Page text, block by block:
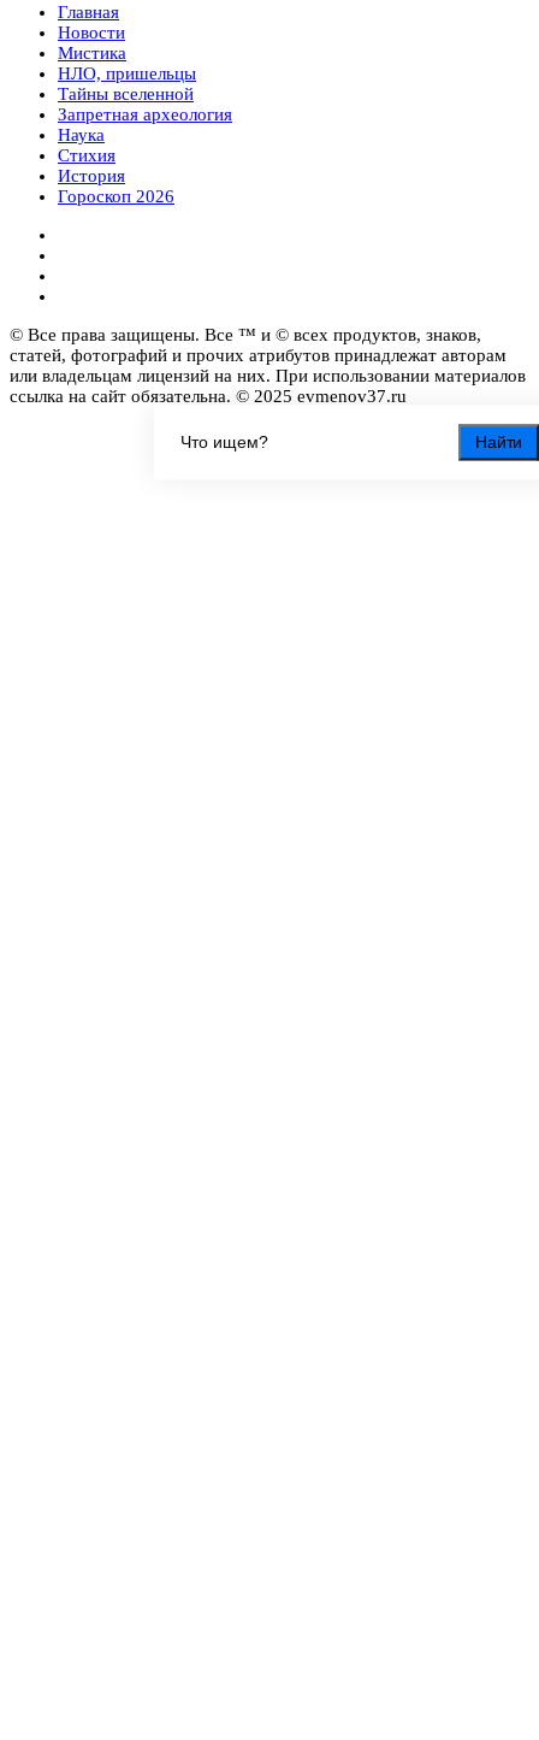
Найти
Главная
Новости
Мистика
НЛО, пришельцы
Тайны вселенной
Запретная археология
Наука
Стихия
История
Гороскоп 2026
© Все права защищены. Все ™ и © всех продуктов, знаков,
статей, фотографий и прочих атрибутов принадлежат авторам
или владельцам лицензий на них. При использовании материалов
ссылка на сайт обязательна. © 2025 evmenov37.ru